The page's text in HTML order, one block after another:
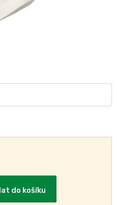
do košíku